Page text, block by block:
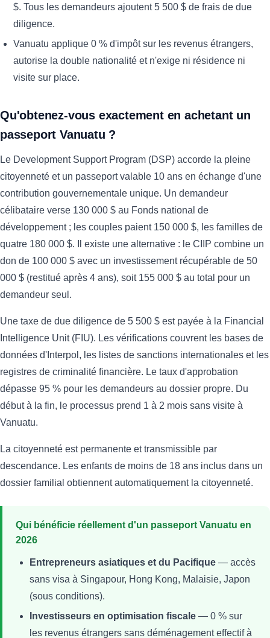
$. Tous les demandeurs ajoutent 5 500 $ de frais de due
diligence.
Vanuatu applique 0 % d'impôt sur les revenus étrangers,
autorise la double nationalité et n'exige ni résidence ni
visite sur place.
Qu'obtenez-vous exactement en achetant un
passeport Vanuatu ?
Le Development Support Program (DSP) accorde la pleine
citoyenneté et un passeport valable 10 ans en échange d'une
contribution gouvernementale unique. Un demandeur
célibataire verse 130 000 $ au Fonds national de
développement ; les couples paient 150 000 $, les familles de
quatre 180 000 $. Il existe une alternative : le CIIP combine un
don de 100 000 $ avec un investissement récupérable de 50
000 $ (restitué après 4 ans), soit 155 000 $ au total pour un
demandeur seul.
Une taxe de due diligence de 5 500 $ est payée à la Financial
Intelligence Unit (FIU). Les vérifications couvrent les bases de
données d'Interpol, les listes de sanctions internationales et les
registres de criminalité financière. Le taux d'approbation
dépasse 95 % pour les demandeurs au dossier propre. Du
début à la fin, le processus prend 1 à 2 mois sans visite à
Vanuatu.
La citoyenneté est permanente et transmissible par
descendance. Les enfants de moins de 18 ans inclus dans un
dossier familial obtiennent automatiquement la citoyenneté.
Qui bénéficie réellement d'un passeport Vanuatu en
2026
Entrepreneurs asiatiques et du Pacifique— accès
sans visa à Singapour, Hong Kong, Malaisie, Japon
(sous conditions).
Investisseurs en optimisation fiscale— 0 % sur
les revenus étrangers sans déménagement effectif à